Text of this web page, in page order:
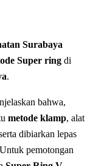
Surabaya
Super ring di
.
bahwa,
metode klamp, alat
dibiarkan lepas
pemotongan